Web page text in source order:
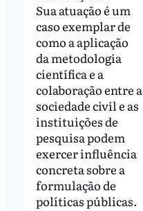
Sua atuação é um
caso exemplar de
como a aplicação
da metodologia
científica e a
colaboração entre a
sociedade civil e as
instituições de
pesquisa podem
exercer influência
concreta sobre a
formulação de
políticas públicas.